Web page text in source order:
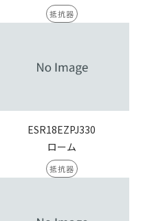
抵抗器
ESR18EZPJ330
ローム
抵抗器